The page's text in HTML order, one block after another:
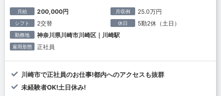
月給 200,000円 月収例 25.0万円
シフト 2交替 休日 5勤2休（土日）
勤務地 神奈川県川崎市川崎区｜川崎駅
雇用形態 正社員
川崎市で正社員のお仕事!都内へのアクセスも抜群
未経験者OK!土日休み!